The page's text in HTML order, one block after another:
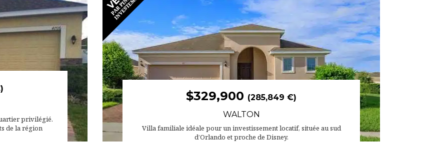
privilégié.
de la région
$329,900 (285,849 €)
WALTON
Villa familiale idéale pour un investissement locatif, située au sud
d’Orlando et proche de Disney.